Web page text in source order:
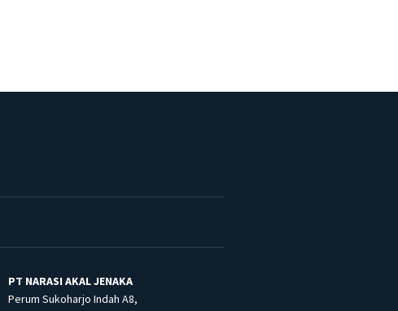
PT NARASI AKAL JENAKA
Perum Sukoharjo Indah A8,